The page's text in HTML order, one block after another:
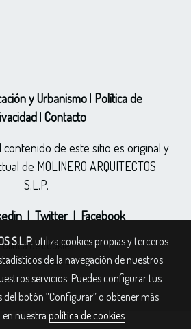
y Urbanismo| Política de
| Contacto
de este sitio es original y
de MOLINERO ARQUITECTOS
S.L.P.
| Twitter| Facebook
de cookies
de cookies
S.L.P.utiliza cookies propias y terceros
de la navegación de nuestros
servicios. Puedes configurar tus
del botón “Configurar” o obtener más
nuestra política de cookies.